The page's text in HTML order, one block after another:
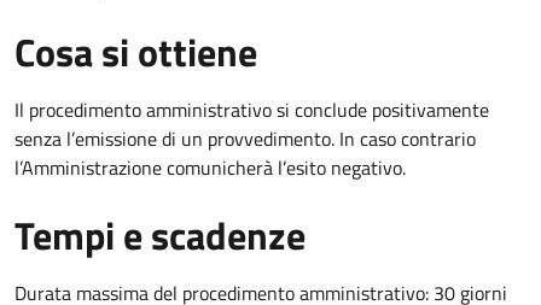
Cosa si ottiene
Il procedimento amministrativo si conclude positivamente
senza l’emissione di un provvedimento. In caso contrario
l’Amministrazione comunicherà l’esito negativo.
Tempi e scadenze
Durata massima del procedimento amministrativo: 30 giorni